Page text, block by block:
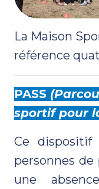
La Maison
référence
PASS
sportif pour
Ce dispositif
personnes de
une